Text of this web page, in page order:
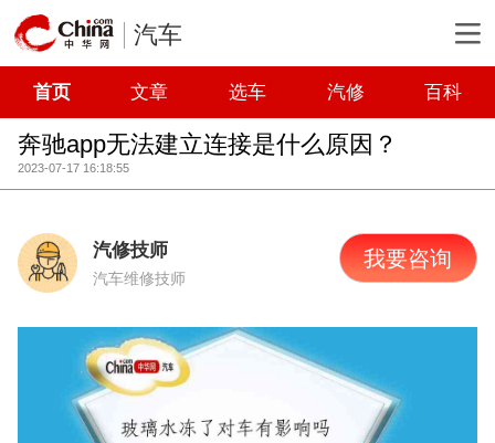
汽车
首页 文章 选车 汽修 百科
奔驰app无法建立连接是什么原因？
2023-07-17 16:18:55
汽修技师
汽车维修技师
我要咨询